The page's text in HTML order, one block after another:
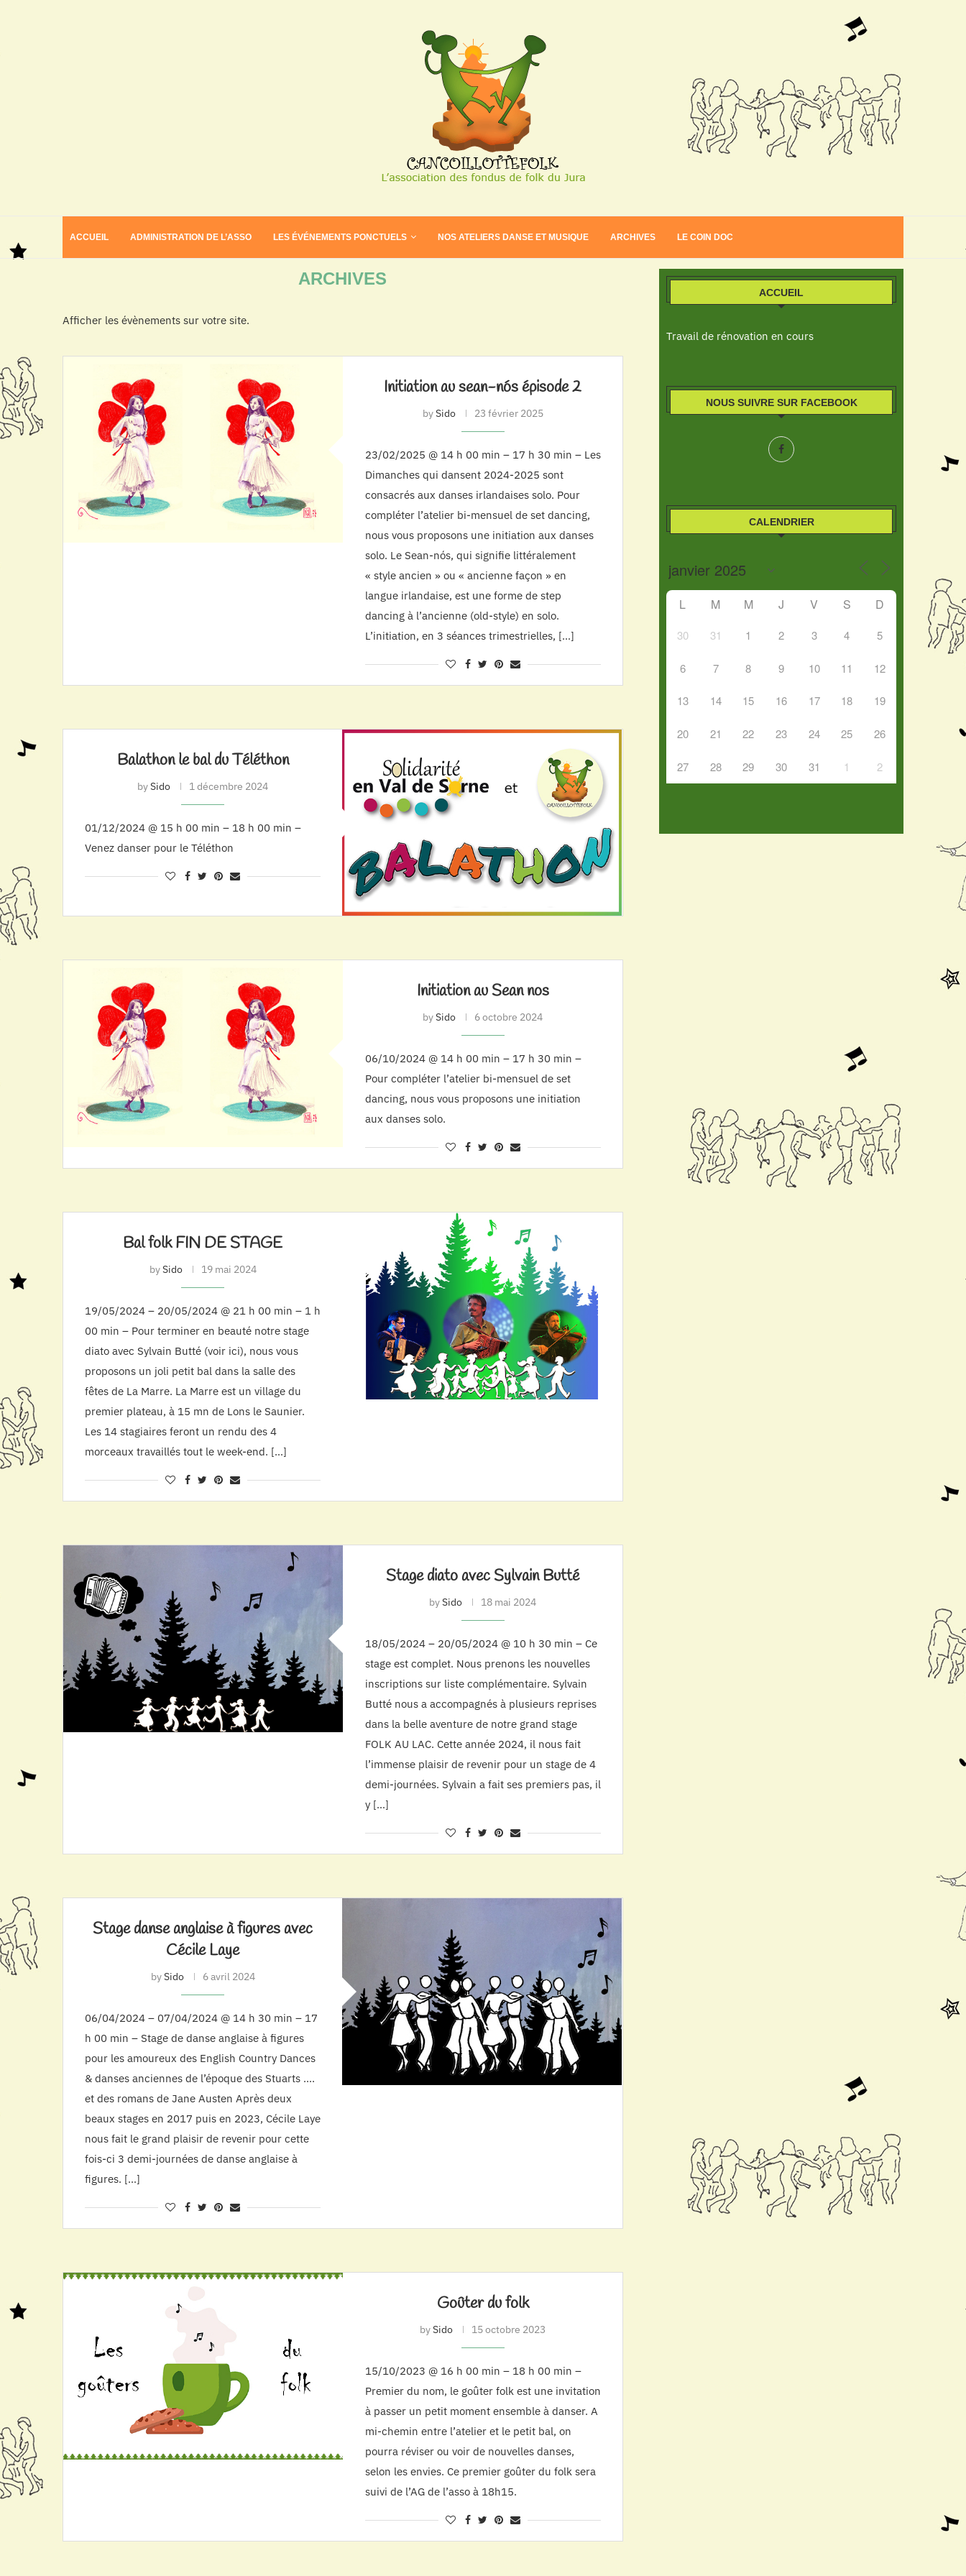
ACCUEIL ADMINISTRATION DE L’ASSO LES ÉVÉNEMENTS PONCTUELS NOS ATELIERS DANSE ET MUSIQUE ARCHIVES LE COIN DOC
ARCHIVES
Afficher les évènements sur votre site.
Initiation au sean-nós épisode 2
bySido 23 février 2025
23/02/2025 @ 14 h 00 min – 17 h 30 min – Les
Dimanches qui dansent 2024-2025 sont
consacrés aux danses irlandaises solo. Pour
compléter l’atelier bi-mensuel de set dancing,
nous vous proposons une initiation aux danses
solo. Le Sean-nós, qui signifie littéralement
« style ancien » ou « ancienne façon » en
langue irlandaise, est une forme de step
dancing à l’ancienne (old-style) en solo.
L’initiation, en 3 séances trimestrielles, […]
Balathon le bal du Téléthon
bySido 1 décembre 2024
01/12/2024 @ 15 h 00 min – 18 h 00 min –
Venez danser pour le Téléthon
Initiation au Sean nos
bySido 6 octobre 2024
06/10/2024 @ 14 h 00 min – 17 h 30 min –
Pour compléter l’atelier bi-mensuel de set
dancing, nous vous proposons une initiation
aux danses solo.
Bal folk FIN DE STAGE
bySido 19 mai 2024
19/05/2024 – 20/05/2024 @ 21 h 00 min – 1 h
00 min – Pour terminer en beauté notre stage
diato avec Sylvain Butté (voir ici), nous vous
proposons un joli petit bal dans la salle des
fêtes de La Marre. La Marre est un village du
premier plateau, à 15 mn de Lons le Saunier.
Les 14 stagiaires feront un rendu des 4
morceaux travaillés tout le week-end. […]
Stage diato avec Sylvain Butté
bySido 18 mai 2024
18/05/2024 – 20/05/2024 @ 10 h 30 min – Ce
stage est complet. Nous prenons les nouvelles
inscriptions sur liste complémentaire. Sylvain
Butté nous a accompagnés à plusieurs reprises
dans la belle aventure de notre grand stage
FOLK AU LAC. Cette année 2024, il nous fait
l’immense plaisir de revenir pour un stage de 4
demi-journées. Sylvain a fait ses premiers pas, il
y […]
Stage danse anglaise à figures avec
Cécile Laye
bySido 6 avril 2024
06/04/2024 – 07/04/2024 @ 14 h 30 min – 17
h 00 min – Stage de danse anglaise à figures
pour les amoureux des English Country Dances
& danses anciennes de l’époque des Stuarts ….
et des romans de Jane Austen Après deux
beaux stages en 2017 puis en 2023, Cécile Laye
nous fait le grand plaisir de revenir pour cette
fois-ci 3 demi-journées de danse anglaise à
figures. […]
Goûter du folk
bySido 15 octobre 2023
15/10/2023 @ 16 h 00 min – 18 h 00 min –
Premier du nom, le goûter folk est une invitation
à passer un petit moment ensemble à danser. A
mi-chemin entre l’atelier et le petit bal, on
pourra réviser ou voir de nouvelles danses,
selon les envies. Ce premier goûter du folk sera
suivi de l’AG de l’asso à 18h15.
ACCUEIL
Travail de rénovation en cours
NOUS SUIVRE SUR FACEBOOK
CALENDRIER
L M M J V S D
30 31 1 2 3 4 5
6 7 8 9 10 11 12
13 14 15 16 17 18 19
20 21 22 23 24 25 26
27 28 29 30 31 1 2